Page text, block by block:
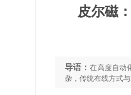
皮尔磁
导语：在高度自动
杂，传统布线方式